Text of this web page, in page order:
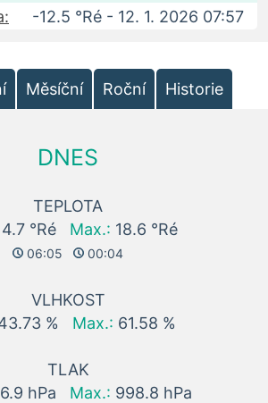
-12.5 °Ré - 12. 1. 2026 07:57
Měsíční Roční Historie
DNES
TEPLOTA
°Ré Max.: 18.6 °Ré
06:05 00:04
VLHKOST
% Max.: 61.58 %
TLAK
hPa Max.: 998.8 hPa